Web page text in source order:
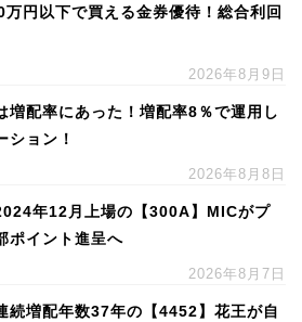
万円以下で買える金券優待！総合利回
2026年8月9日
増配率にあった！増配率8％で運用し
ション！
2026年8月8日
年12月上場の【300A】MICがプ
ポイント進呈へ
2026年8月7日
続増配年数37年の【4452】花王が自